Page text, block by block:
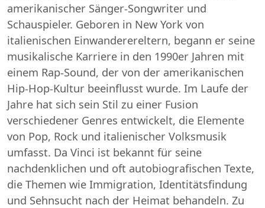
amerikanischer Sänger-Songwriter und
Schauspieler. Geboren in New York von
italienischen Einwanderereltern, begann er seine
musikalische Karriere in den 1990er Jahren mit
einem Rap-Sound, der von der amerikanischen
Hip-Hop-Kultur beeinflusst wurde. Im Laufe der
Jahre hat sich sein Stil zu einer Fusion
verschiedener Genres entwickelt, die Elemente
von Pop, Rock und italienischer Volksmusik
umfasst. Da Vinci ist bekannt für seine
nachdenklichen und oft autobiografischen Texte,
die Themen wie Immigration, Identitätsfindung
und Sehnsucht nach der Heimat behandeln. Zu